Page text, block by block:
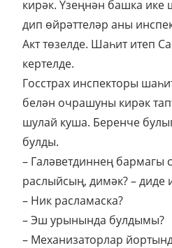
кирәк. Үзеңнән башка ике
дип өйрәттеләр аны
Акт төзелде. Шаһит итеп
кертелде.
Госстрах инспекторы
белән очрашуны кирәк
шулай куша. Беренче
булды.
– Галәветдиннең бармагы
раслыйсың, димәк? – диде
– Ник расламаска?
– Эш урынында булдымы?
– Механизаторлар